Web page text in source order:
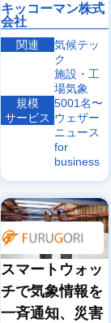
キッコーマン株式
会社
関連
気候テッ
ク
施設・工
場気象
規模
5001名〜
サービス ウェザー
ニュース
for
business
スマートウォッ
チで気象情報を
一斉通知、災害